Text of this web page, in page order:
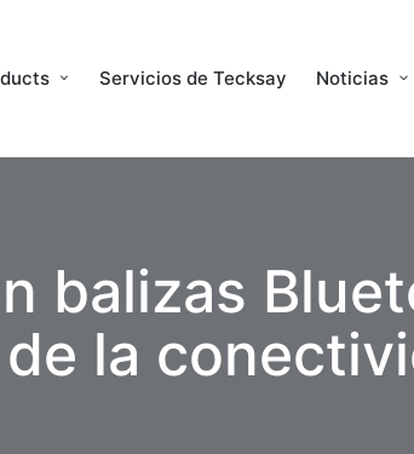
Servicios de Tecksay Noticias
balizas
la